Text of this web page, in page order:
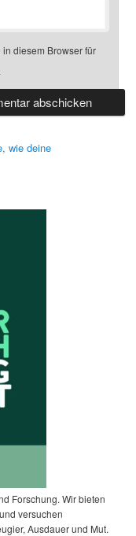
diesem Browser für
wie deine
Forschung. Wir bieten
versuchen
Ausdauer und Mut.